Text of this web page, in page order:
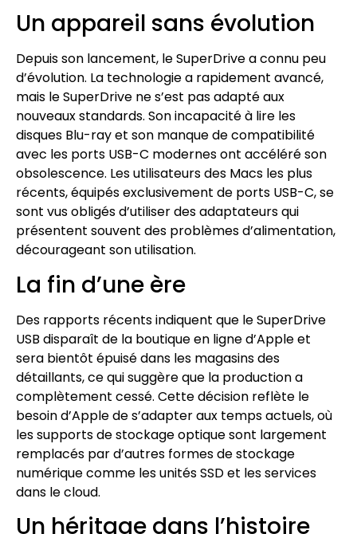
Un appareil sans évolution
Depuis son lancement, le SuperDrive a connu peu
d’évolution. La technologie a rapidement avancé,
mais le SuperDrive ne s’est pas adapté aux
nouveaux standards. Son incapacité à lire les
disques Blu-ray et son manque de compatibilité
avec les ports USB-C modernes ont accéléré son
obsolescence. Les utilisateurs des Macs les plus
récents, équipés exclusivement de ports USB-C, se
sont vus obligés d’utiliser des adaptateurs qui
présentent souvent des problèmes d’alimentation,
décourageant son utilisation.
La fin d’une ère
Des rapports récents indiquent que le SuperDrive
USB disparaît de la boutique en ligne d’Apple et
sera bientôt épuisé dans les magasins des
détaillants, ce qui suggère que la production a
complètement cessé. Cette décision reflète le
besoin d’Apple de s’adapter aux temps actuels, où
les supports de stockage optique sont largement
remplacés par d’autres formes de stockage
numérique comme les unités SSD et les services
dans le cloud.
Un héritage dans l’histoire